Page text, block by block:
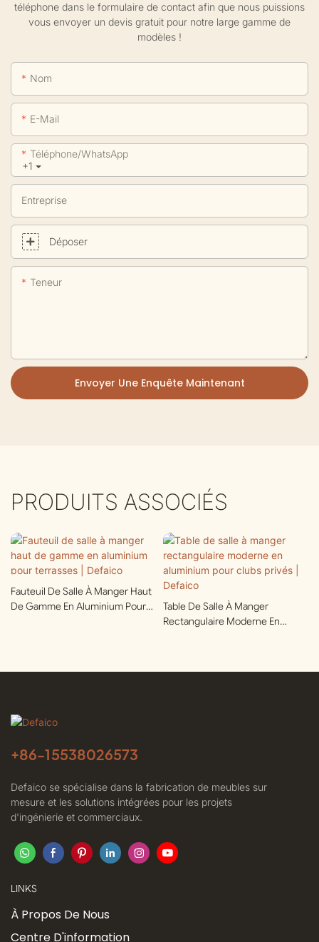
téléphone dans le formulaire de contact afin que nous puissions
vous envoyer un devis gratuit pour notre large gamme de
modèles !
Nom
E-Mail
+1
Téléphone/WhatsApp
Entreprise
Déposer
Teneur
Envoyer Une Enquête Maintenant
PRODUITS ASSOCIÉS
Fauteuil De Salle À Manger Haut
De Gamme En Aluminium Pour
Table De Salle À Manger
Rectangulaire Moderne En
+86-15538026573
Defaico se spécialise dans la fabrication de meubles sur
mesure et les solutions intégrées pour les projets
d'ingénierie et commerciaux.
LINKS
À Propos De Nous
Centre D'information